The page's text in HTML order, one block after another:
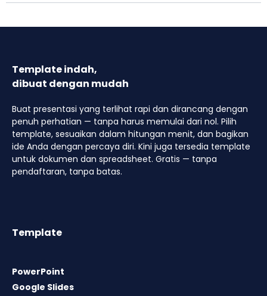
Template indah,
dibuat dengan mudah
Buat presentasi yang terlihat rapi dan dirancang dengan
penuh perhatian — tanpa harus memulai dari nol. Pilih
template, sesuaikan dalam hitungan menit, dan bagikan
ide Anda dengan percaya diri. Kini juga tersedia template
untuk dokumen dan spreadsheet. Gratis — tanpa
pendaftaran, tanpa batas.
Template
PowerPoint
Google Slides